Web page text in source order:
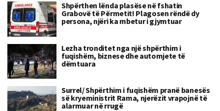
Shpërthen lënda plasëse në fshatin
Grabovë të Përmetit! Plagosen rëndë dy
persona, njëri ka mbetur i gjymtuar
Lezha tronditet nga një shpërthim i
fuqishëm, biznese dhe automjete të
dëmtuara
Surrel/ Shpërthim i fuqishëm pranë banesës
së kryeministrit Rama, njerëzit vrapojnë të
alarmuar në rrugë